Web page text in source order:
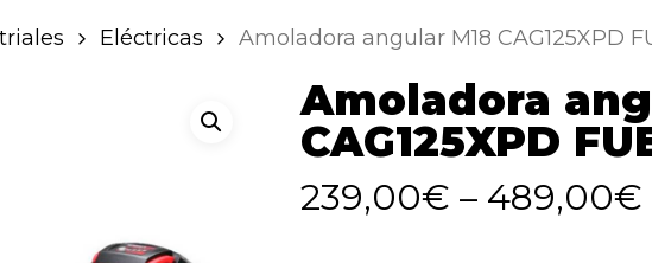
Eléctricas Amoladora angular M18 CAG125XPD
Amoladora
CAG125XPD
239,00€ – 489,00€